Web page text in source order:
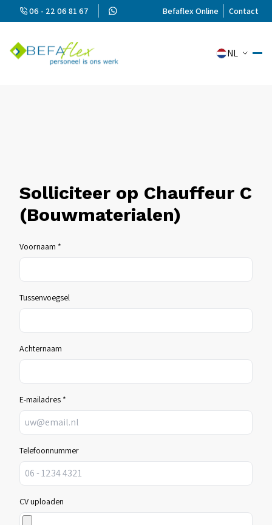
06 - 22 06 81 67 Befaflex Online Contact
NL
Solliciteer op Chauffeur C
(Bouwmaterialen)
Voornaam *
Tussenvoegsel
Achternaam
E-mailadres *
Telefoonnummer
CV uploaden